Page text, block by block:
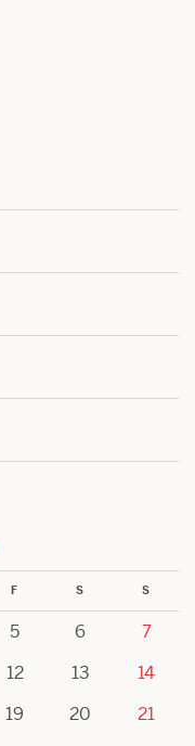
F S S
5 6
7
12 13
14
19 20
21